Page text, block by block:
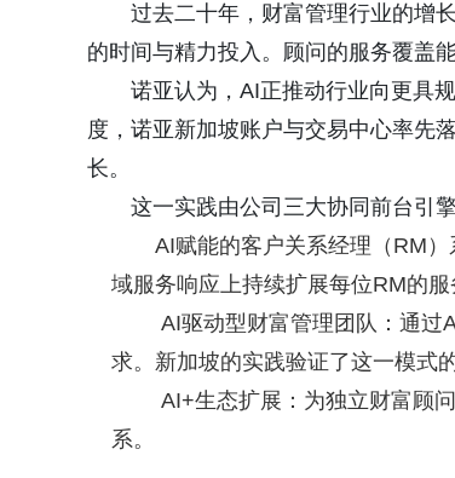
过去二十年，财富管理行业的增
的时间与精力投入。顾问的服务覆盖
诺亚认为，AI正推动行业向更具
度，诺亚新加坡账户与交易中心率先
长。
这一实践由公司三大协同前台引
AI赋能的客户关系经理（RM
域服务响应上持续扩展每位RM的服
AI驱动型财富管理团队：通过
求。新加坡的实践验证了这一模式
AI+生态扩展：为独立财富顾
系。